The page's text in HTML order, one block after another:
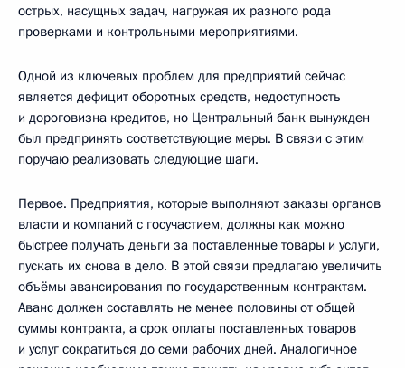
острых, насущных задач, нагружая их разного рода
проверками и контрольными мероприятиями.
Одной из ключевых проблем для предприятий сейчас
является дефицит оборотных средств, недоступность
и дороговизна кредитов, но Центральный банк вынужден
был предпринять соответствующие меры. В связи с этим
поручаю реализовать следующие шаги.
Первое. Предприятия, которые выполняют заказы органов
власти и компаний с госучастием, должны как можно
быстрее получать деньги за поставленные товары и услуги,
пускать их снова в дело. В этой связи предлагаю увеличить
объёмы авансирования по государственным контрактам.
Аванс должен составлять не менее половины от общей
суммы контракта, а срок оплаты поставленных товаров
и услуг сократиться до семи рабочих дней. Аналогичное